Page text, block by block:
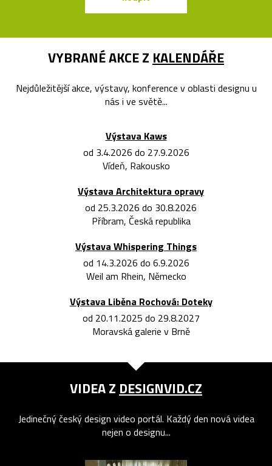
VYBRANÉ AKCE Z KALENDÁŘE
Nejdůležitější akce, výstavy, konference v oblasti designu u
nás i ve světě...
Výstava Kaws
od 3.4.2026 do 27.9.2026
Vídeň, Rakousko
Výstava Architektura opravy
od 25.3.2026 do 30.8.2026
Příbram, Česká republika
Výstava Whispering Things
od 14.3.2026 do 6.9.2026
Weil am Rhein, Německo
Výstava Liběna Rochová: Doteky
od 20.11.2025 do 29.8.2027
Moravská galerie v Brně
VIDEA Z DESIGNVID.CZ
Jedinečný český design video portál. Každý den nová videa
nejen o designu...